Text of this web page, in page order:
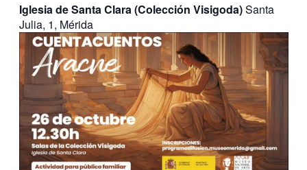
Iglesia de Santa Clara (Colección Visigoda)Santa
Julia, 1, Mérida